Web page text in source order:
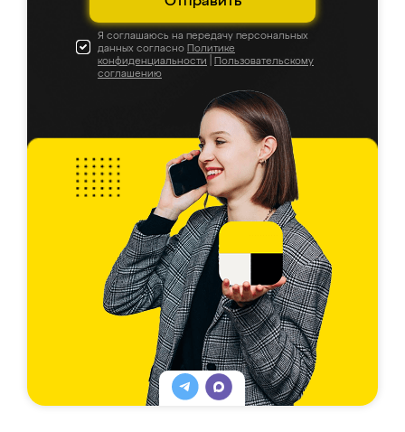
Я соглашаюсь на передачу персональных
данных согласно Политике
конфиденциальности
Пользовательскому
соглашению